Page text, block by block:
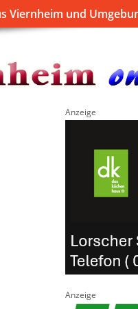
Viernheim und
Anzeige
Anzeige